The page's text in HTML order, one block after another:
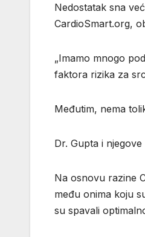
Nedostatak sna
CardioSmart.org,
„Imamo mnogo
faktora rizika za
Međutim, nema
Dr. Gupta i
Na osnovu razine
među onima koju
su spavali